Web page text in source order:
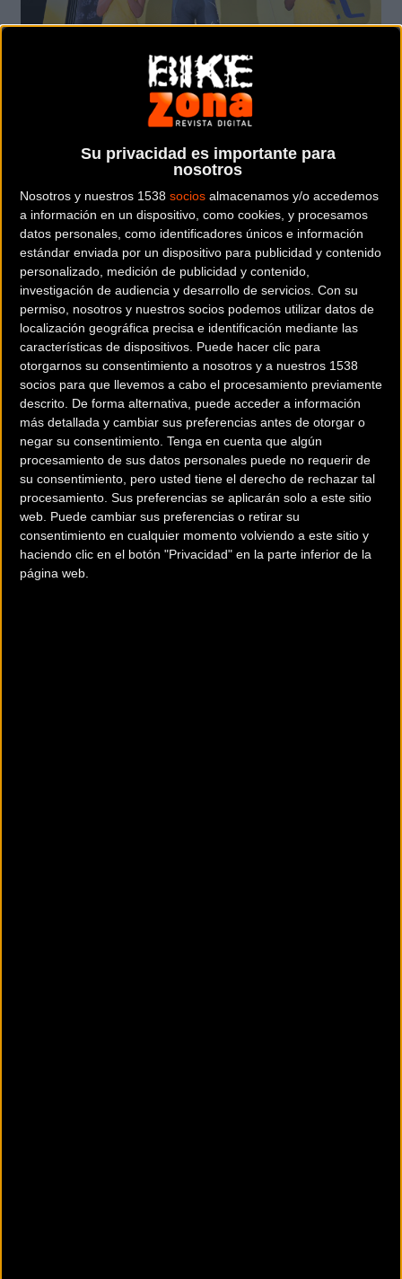
Su privacidad es importante para
nosotros
Nosotros y nuestros 1538 socios almacenamos y/o accedemos
a información en un dispositivo, como cookies, y procesamos
datos personales, como identificadores únicos e información
estándar enviada por un dispositivo para publicidad y contenido
personalizado, medición de publicidad y contenido,
investigación de audiencia y desarrollo de servicios. Con su
permiso, nosotros y nuestros socios podemos utilizar datos de
localización geográfica precisa e identificación mediante las
características de dispositivos. Puede hacer clic para
otorgarnos su consentimiento a nosotros y a nuestros 1538
socios para que llevemos a cabo el procesamiento previamente
descrito. De forma alternativa, puede acceder a información
más detallada y cambiar sus preferencias antes de otorgar o
negar su consentimiento. Tenga en cuenta que algún
procesamiento de sus datos personales puede no requerir de
su consentimiento, pero usted tiene el derecho de rechazar tal
procesamiento. Sus preferencias se aplicarán solo a este sitio
web. Puede cambiar sus preferencias o retirar su
consentimiento en cualquier momento volviendo a este sitio y
haciendo clic en el botón "Privacidad" en la parte inferior de la
página web.
La carrera presenció varios momentos en los que,
, Alberto Contador, Vincenzo Nibali, Chris Froome
y Nairo Quintana, intentaron distanciarse de sus rivales a
lo largo del pavés, aunque sin éxito alguno.
Siendo una de las etapas más impresionantes y costosas
de todo el
Tour de Francia
, sobre todo para los que corrían
por primera vez en el legendario pavés francés, como el
líder del equipo Movistar, Nairo Quintana, apenas hubo
damnificados a excepción del francés y líder del equipo FDJ,
Thibaut Pinot, que quedó relegado a un sexagésimo octavo
lugar tras sufrir un pinchazo.
Uno de los más activos de la jornada fue Vincenzo Nibali
quien perpetró varios intentos de romper y escaparse del
pelotón, pero Chris Froome, respondía a cada uno de esos
intentos con la fuerza a la que ya nos tiene más que
acostumbrados, evitando que el italiano pudiera escaparse.
A tres kilómetros de la meta, Tony Martin, tres veces
campeón del mundo en la modalidad de contrarreloj, dió
un fuerte hachazo al que nadie pudo responder para